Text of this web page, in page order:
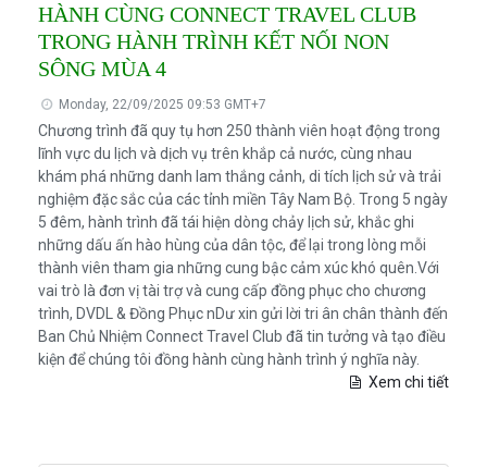
HÀNH CÙNG CONNECT TRAVEL CLUB
TRONG HÀNH TRÌNH KẾT NỐI NON
SÔNG MÙA 4
Monday, 22/09/2025 09:53 GMT+7
Chương trình đã quy tụ hơn 250 thành viên hoạt động trong
lĩnh vực du lịch và dịch vụ trên khắp cả nước, cùng nhau
khám phá những danh lam thắng cảnh, di tích lịch sử và trải
nghiệm đặc sắc của các tỉnh miền Tây Nam Bộ. Trong 5 ngày
5 đêm, hành trình đã tái hiện dòng chảy lịch sử, khắc ghi
những dấu ấn hào hùng của dân tộc, để lại trong lòng mỗi
thành viên tham gia những cung bậc cảm xúc khó quên.Với
vai trò là đơn vị tài trợ và cung cấp đồng phục cho chương
trình, DVDL & Đồng Phục nDư xin gửi lời tri ân chân thành đến
Ban Chủ Nhiệm Connect Travel Club đã tin tưởng và tạo điều
kiện để chúng tôi đồng hành cùng hành trình ý nghĩa này.
Xem chi tiết